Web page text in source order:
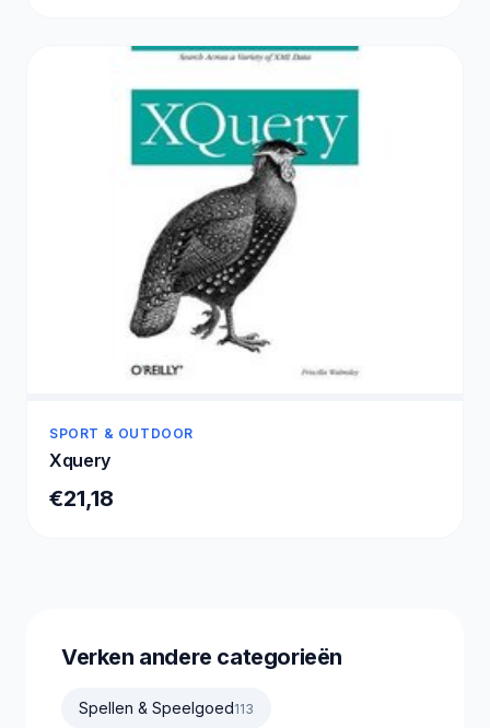
SPORT & OUTDOOR
Xquery
€21,18
Verken andere categorieën
Spellen & Speelgoed113